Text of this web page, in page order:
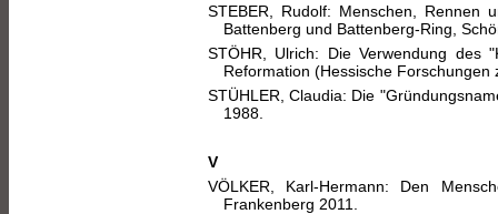
STEBER, Rudolf: Menschen, Rennen
Battenberg und Battenberg-Ring,
STÖHR, Ulrich: Die Verwendung des
Reformation (Hessische
STÜHLER, Claudia: Die
1988.
V
VÖLKER, Karl-Hermann: Den
Frankenberg 2011.